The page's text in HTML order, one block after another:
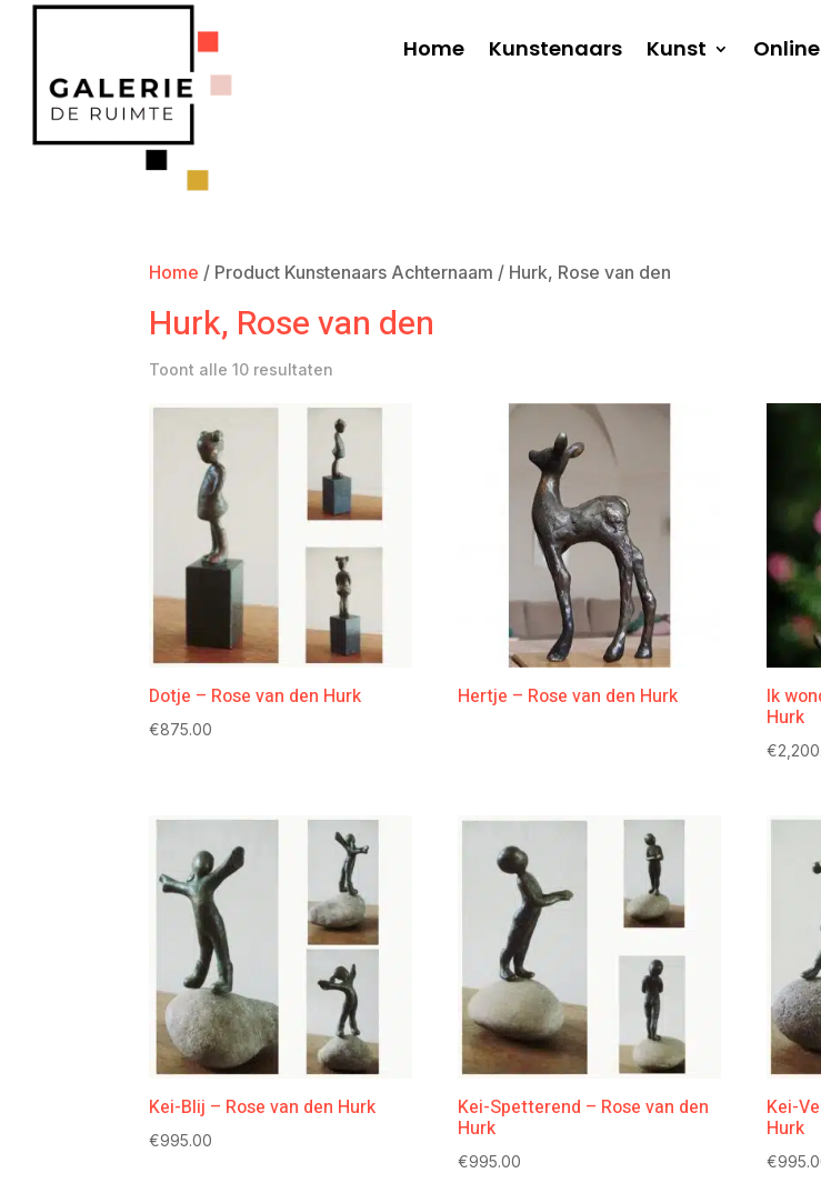
Home Kunstenaars Kunst
Home / Product Kunstenaars Achternaam / Hurk, Rose van den
Hurk, Rose van den
Toont alle 10 resultaten
Dotje – Rose van den Hurk
€875.00
Hertje – Rose van den Hurk Ik
Hurk
€
Kei-Blij – Rose van den Hurk
€995.00
Kei-Spetterend – Rose van den
Hurk
€995.00
Kei-
Hurk
€